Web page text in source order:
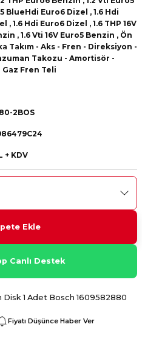
BlueHdi Euro6 Dizel , 1.6 Hdi
, 1.6 Hdi Euro6 Dizel , 1.6 THP 16V
, 1.6 Vti 16V Euro5 Benzin , Ön
Takım - Aks - Fren - Direksiyon -
Takozu - Amortisör -
Fren Teli
2BOS
+ KDV
Ekle
Canlı Destek
1 Adet Bosch 1609582880
Fiyatı Düşünce Haber Ver